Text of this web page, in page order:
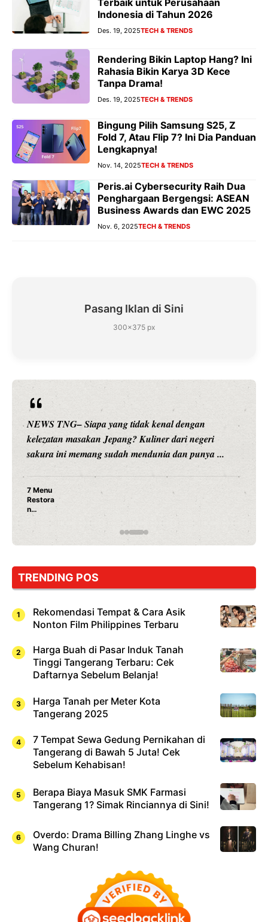
Terbaik untuk Perusahaan
Indonesia di Tahun 2026
Des. 19, 2025TECH & TRENDS
Rendering Bikin Laptop Hang? Ini
Rahasia Bikin Karya 3D Kece
Tanpa Drama!
Des. 19, 2025TECH & TRENDS
Bingung Pilih Samsung S25, Z
Fold 7, Atau Flip 7? Ini Dia Panduan
Lengkapnya!
Nov. 14, 2025TECH & TRENDS
Peris.ai Cybersecurity Raih Dua
Penghargaan Bergengsi: ASEAN
Business Awards dan EWC 2025
Nov. 6, 2025TECH & TRENDS
Pasang Iklan di Sini
300×375 px
NEWS TNG– Siapa sangka, dua nama besar di dunia
hiburan, Nunung Srimulat dan Vicky Prasetyo, kini
merambah dunia kuliner dengan ...
Nunung Srimulat & Vicky Prasetyo Buka Restoran
Rahasia Mami Bikin Nagih!
TRENDING POS
Rekomendasi Tempat & Cara Asik
Nonton Film Philippines Terbaru
Harga Buah di Pasar Induk Tanah
Tinggi Tangerang Terbaru: Cek
Daftarnya Sebelum Belanja!
Harga Tanah per Meter Kota
Tangerang 2025
7 Tempat Sewa Gedung Pernikahan di
Tangerang di Bawah 5 Juta! Cek
Sebelum Kehabisan!
Berapa Biaya Masuk SMK Farmasi
Tangerang 1? Simak Rinciannya di Sini!
Overdo: Drama Billing Zhang Linghe vs
Wang Churan!